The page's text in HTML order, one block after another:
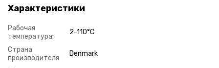
Характеристики
Рабочая
температура:
2-110°C
Страна
производителя
Denmark